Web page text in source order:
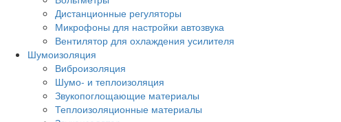
Дистанционные регуляторы
Микрофоны для настройки автозвука
Вентилятор для охлаждения усилителя
Шумоизоляция
Виброизоляция
Шумо- и теплоизоляция
Звукопоглощающие материалы
Теплоизоляционные материалы